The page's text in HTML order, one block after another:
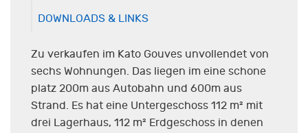
DOWNLOADS & LINKS
Zu verkaufen im Kato Gouves unvollendet von
sechs Wohnungen. Das liegen im eine schone
platz 200m aus Autobahn und 600m aus
Strand. Es hat eine Untergeschoss 112 m² mit
drei Lagerhaus, 112 m² Erdgeschoss in denen